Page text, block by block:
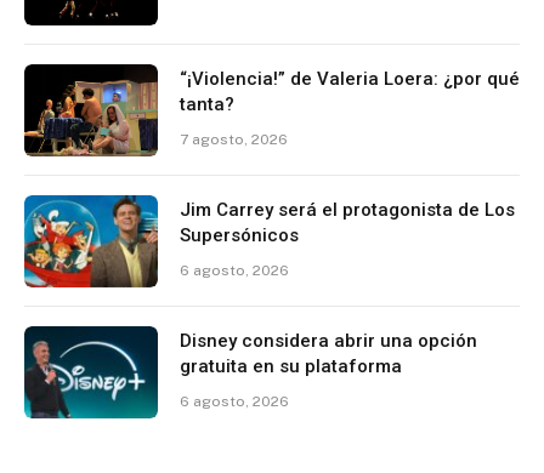
“¡Violencia!” de Valeria Loera: ¿por qué
tanta?
7 agosto, 2026
Jim Carrey será el protagonista de Los
Supersónicos
6 agosto, 2026
Disney considera abrir una opción
gratuita en su plataforma
6 agosto, 2026